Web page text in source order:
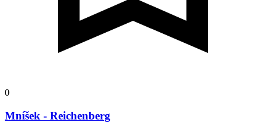
0
Mníšek - Reichenberg